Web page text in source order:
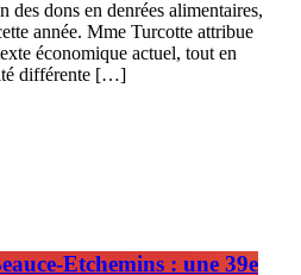
des dons en denrées alimentaires,
année. Mme Turcotte attribue
économique actuel, tout en
différente […]
Etchemins : une 39e